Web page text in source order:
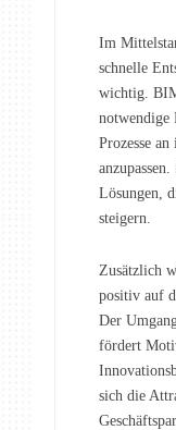
Im
schnelle
wichtig.
notwendige
Prozesse
Lösungen,
steigern.
Zusätzlich
positiv auf
Der
fördert
sich die